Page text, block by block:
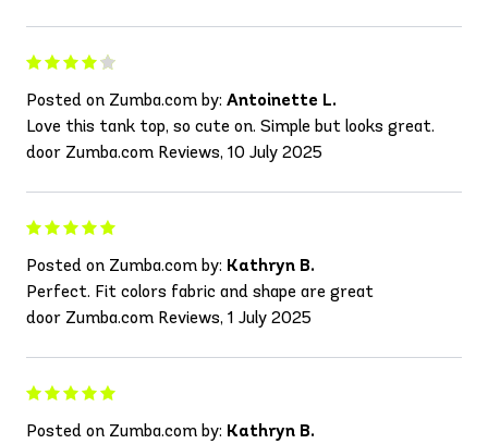
Posted on Zumba.com by: Antoinette L.
Love this tank top, so cute on. Simple but looks great.
door Zumba.com Reviews, 10 July 2025
Posted on Zumba.com by: Kathryn B.
Perfect. Fit colors fabric and shape are great
door Zumba.com Reviews, 1 July 2025
Posted on Zumba.com by: Kathryn B.